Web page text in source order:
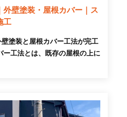
外壁塗装・屋根カバー｜ス
工
塗装と屋根カバー工法が完工
ー工法とは、既存の屋根の上に